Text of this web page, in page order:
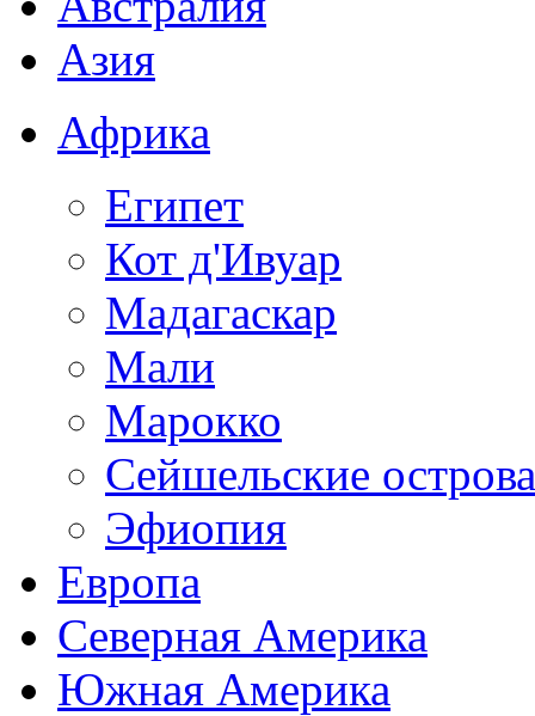
Азия
Африка
Египет
Кот д'Ивуар
Мадагаскар
Мали
Марокко
Сейшельские острова
Эфиопия
Европа
Северная Америка
Южная Америка